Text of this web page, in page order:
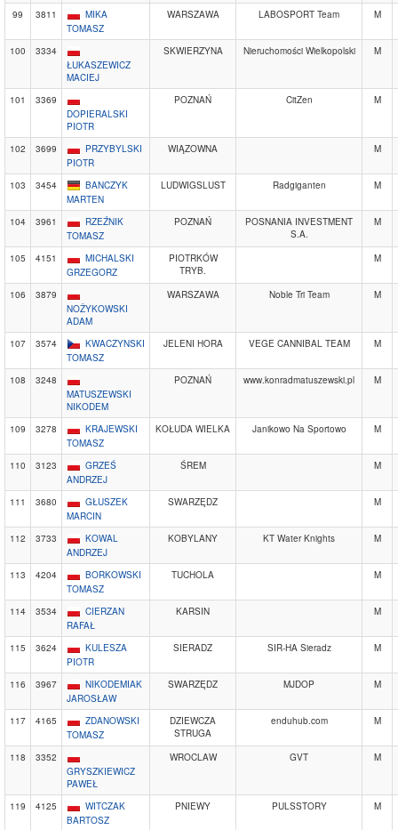
99 3811
MIKA
TOMASZ
WARSZAWA LABOSPORT Team M
100
3334
ŁUKASZEWICZ
MACIEJ
SKWIERZYNA Nieruchomości Wielkopolski M
101
3369
DOPIERALSKI
PIOTR
POZNAŃ CitZen M
102 3699
PRZYBYLSKI
PIOTR
WIĄZOWNA M
103 3454
BANCZYK
MARTEN
LUDWIGSLUST Radgiganten M
104 3961
RZEŹNIK
TOMASZ
POZNAŃ
POSNANIA INVESTMENT
S.A.
M
105 4151
MICHALSKI
GRZEGORZ
PIOTRKÓW
TRYB.
M
106
3879
NOŻYKOWSKI
ADAM
WARSZAWA Noble Tri Team M
107 3574
KWACZYNSKI
TOMASZ
JELENI HORA VEGE CANNIBAL TEAM M
108
3248
MATUSZEWSKI
NIKODEM
POZNAŃ www.konradmatuszewski.pl M
109 3278
KRAJEWSKI
TOMASZ
KOŁUDA WIELKA Janikowo Na Sportowo M
110 3123
GRZEŚ
ANDRZEJ
ŚREM M
111 3680
GŁUSZEK
MARCIN
SWARZĘDZ M
112 3733
KOWAL
ANDRZEJ
KOBYLANY KT Water Knights M
113 4204
BORKOWSKI
TOMASZ
TUCHOLA M
114 3534
CIERZAN
RAFAŁ
KARSIN M
115 3624
KULESZA
PIOTR
SIERADZ SIR-HA Sieradz M
116 3967
NIKODEMIAK
JAROSŁAW
SWARZĘDZ MJDOP M
117 4165
ZDANOWSKI
TOMASZ
DZIEWCZA
STRUGA
enduhub.com M
118
3352
GRYSZKIEWICZ
PAWEŁ
WROCLAW GVT M
119 4125
WITCZAK
BARTOSZ
PNIEWY PULSSTORY M